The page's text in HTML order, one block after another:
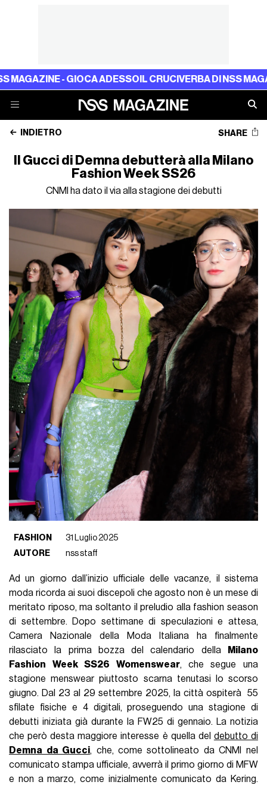
- GIOCA ADESSOIL CRUCIVERBA DI NSS MAGAZINE
INDIETRO SHARE
Il Gucci di Demna debutterà alla Milano
Fashion Week SS26
CNMI ha dato il via alla stagione dei debutti
FASHION
31 Luglio 2025
AUTORE
nss staff
Ad un giorno dall’inizio ufficiale delle vacanze, il sistema
moda ricorda ai suoi discepoli che agosto non è un mese di
meritato riposo, ma soltanto il preludio alla fashion season
di settembre. Dopo settimane di speculazioni e attesa,
Camera Nazionale della Moda Italiana ha finalmente
rilasciato la prima bozza del calendario della
Milano
Fashion Week SS26 Womenswear, che segue una
stagione menswear piuttosto scarna tenutasi lo scorso
giugno. Dal 23 al 29 settembre 2025, la città ospiterà 55
sfilate fisiche e 4 digitali, proseguendo una stagione di
debutti iniziata già durante la FW25 di gennaio. La notizia
che però desta maggiore interesse è quella del debutto di
Demna da Gucci, che, come sottolineato da CNMI nel
comunicato stampa ufficiale, avverrà il primo giorno di MFW
e non a marzo, come inizialmente comunicato da Kering.